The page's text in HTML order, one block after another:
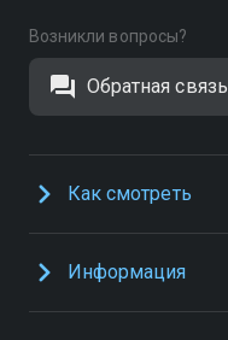
Возникли вопросы?
Обратная связь
Как смотреть
Информация